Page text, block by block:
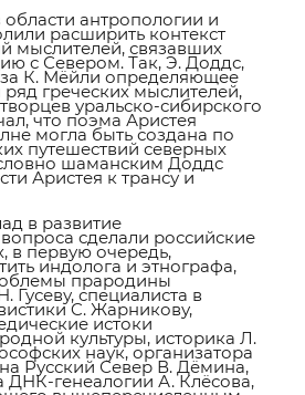
антропологии и
расширить контекст
мыслителей, связавших
с Севером. Так, Э. Доддс,
за К. Мёйли определяющее
греческих мыслителей,
уральско-сибирского
что поэма Аристея
могла быть создана по
путешествий северных
шаманским Доддс
Аристея к трансу и
в развитие
сделали российские
в первую очередь,
индолога и этнографа,
прародины
Гусеву, специалиста в
C. Жарникову,
истоки
культуры, историка Л.
наук, организатора
Русский Север В. Дёмина,
генеалогии А. Клёсова,